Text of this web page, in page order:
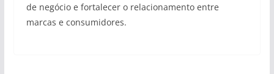
de negócio e fortalecer o relacionamento entre
marcas e consumidores.